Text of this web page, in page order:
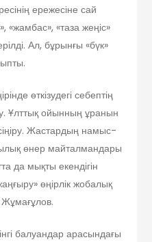
ережесіне сай
«жамбас», «таза жеңіс»
Ал, бұрынғы «бүк»
өткізудегі себептің
Ұлттық ойынның ұранын
Жастардың намыс-
өнер майталмандары
да мықты екендігін
өңірлік жобалық
балуандар арасындағы